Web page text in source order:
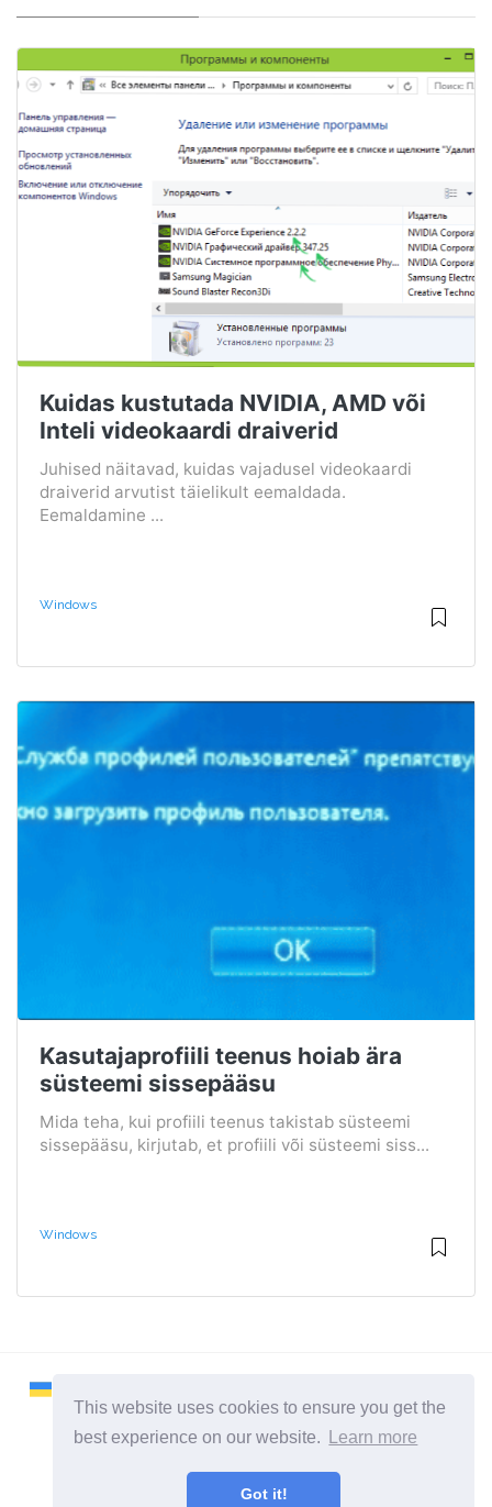
This website uses cookies to ensure you get the
best experience on our website.
Learn more
Got it!
Kuidas kustutada NVIDIA, AMD või
Inteli videokaardi draiverid
Juhised näitavad, kuidas vajadusel videokaardi
draiverid arvutist täielikult eemaldada.
Eemaldamine ...
Windows
Kasutajaprofiili teenus hoiab ära
süsteemi sissepääsu
Mida teha, kui profiili teenus takistab süsteemi
sissepääsu, kirjutab, et profiili või süsteemi siss...
Windows
2026 ©Remontcompa
Kõik kategooriad